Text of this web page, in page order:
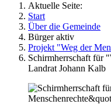
Aktuelle Seite:
Start
Über die Gemeinde
Bürger aktiv
Projekt "Weg der
Schirmherrschaft für
Landrat Johann Kalb